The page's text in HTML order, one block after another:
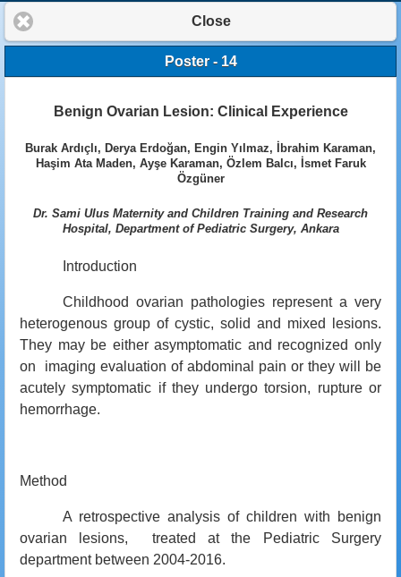
Close
Poster - 14
Benign Ovarian Lesion: Clinical Experience
Burak Ardıçlı, Derya Erdoğan, Engin Yılmaz, İbrahim Karaman,
Haşim Ata Maden, Ayşe Karaman, Özlem Balcı, İsmet Faruk
Özgüner
Dr. Sami Ulus Maternity and Children Training and Research
Hospital, Department of Pediatric Surgery, Ankara
Introduction
Childhood ovarian pathologies represent a very
heterogenous group of cystic, solid and mixed lesions.
They may be either asymptomatic and recognized only
on imaging evaluation of abdominal pain or they will be
acutely symptomatic if they undergo torsion, rupture or
hemorrhage.
Method
A retrospective analysis of children with benign
ovarian lesions, treated at the Pediatric Surgery
department between 2004-2016.